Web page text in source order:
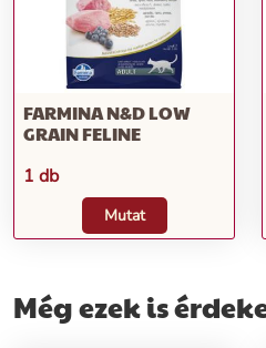
FARMINA N&D LOW
GRAIN FELINE
1 db
Mutat
Még ezek is